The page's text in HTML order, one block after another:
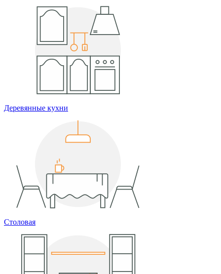
Деревянные кухни
Столовая